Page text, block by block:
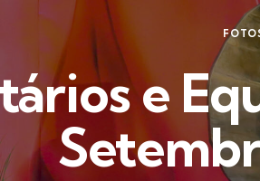
e